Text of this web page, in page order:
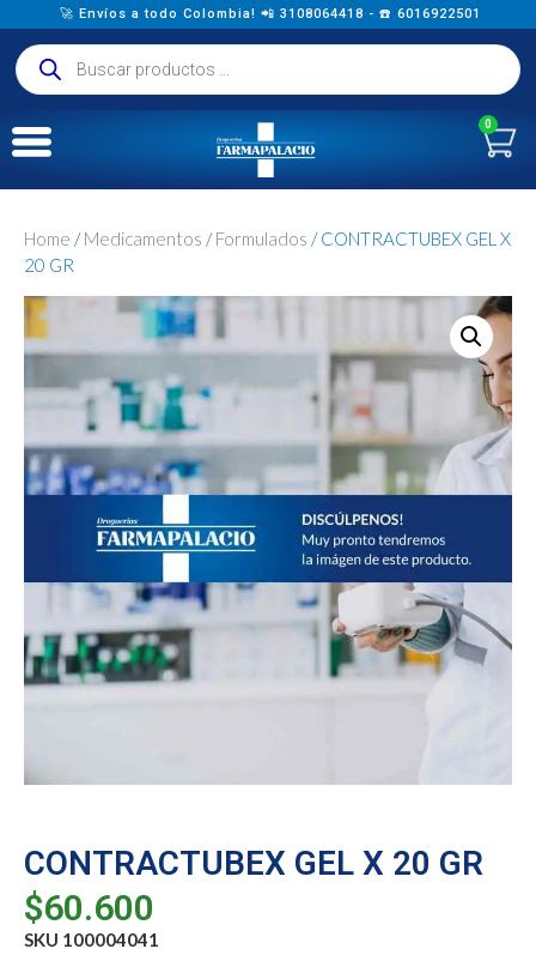
🚀 Envíos a todo Colombia! 📲 3108064418 - ☎️ 6016922501
0
Home /Medicamentos /Formulados / CONTRACTUBEX GEL X
20 GR
CONTRACTUBEX GEL X 20 GR
$60.600
SKU 100004041